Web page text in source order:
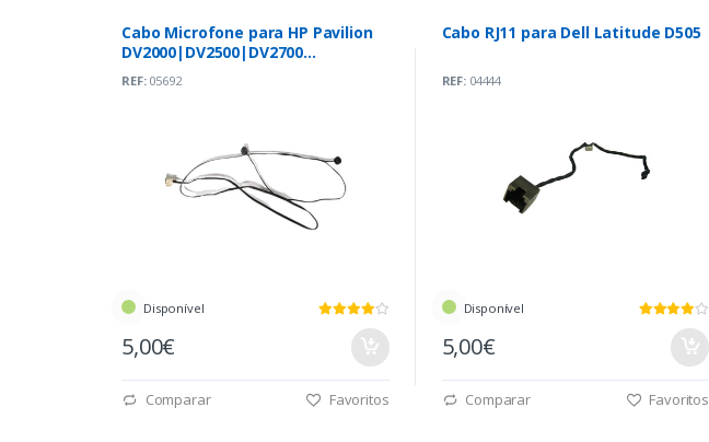
Cabo Microfone para HP Pavilion
DV2000|DV2500|DV2700
REF:05692
Disponível
5,00€
Comparar Favoritos
Cabo RJ11 para Dell Latitude D505
REF:04444
Disponível
5,00€
Comparar Favoritos